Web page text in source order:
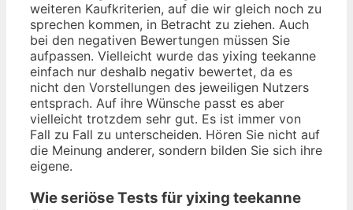
weiteren Kaufkriterien, auf die wir gleich noch zu
sprechen kommen, in Betracht zu ziehen. Auch
bei den negativen Bewertungen müssen Sie
aufpassen. Vielleicht wurde das yixing teekanne
einfach nur deshalb negativ bewertet, da es
nicht den Vorstellungen des jeweiligen Nutzers
entsprach. Auf ihre Wünsche passt es aber
vielleicht trotzdem sehr gut. Es ist immer von
Fall zu Fall zu unterscheiden. Hören Sie nicht auf
die Meinung anderer, sondern bilden Sie sich ihre
eigene.
Wie seriöse Tests für yixing teekanne